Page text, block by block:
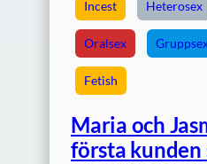
Incest Heterosex
Oralsex
Fetish
Maria och
första kunden